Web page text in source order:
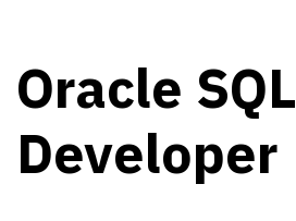
Oracle SQL
Developer